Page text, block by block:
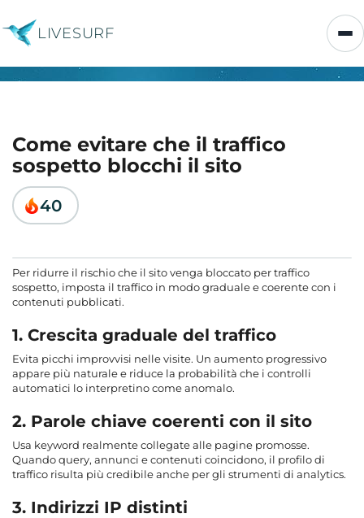
LIVESURF
Come evitare che il traffico
sospetto blocchi il sito
40
Per ridurre il rischio che il sito venga bloccato per traffico
sospetto, imposta il traffico in modo graduale e coerente con i
contenuti pubblicati.
1. Crescita graduale del traffico
Evita picchi improvvisi nelle visite. Un aumento progressivo
appare più naturale e riduce la probabilità che i controlli
automatici lo interpretino come anomalo.
2. Parole chiave coerenti con il sito
Usa keyword realmente collegate alle pagine promosse.
Quando query, annunci e contenuti coincidono, il profilo di
traffico risulta più credibile anche per gli strumenti di analytics.
3. Indirizzi IP distinti